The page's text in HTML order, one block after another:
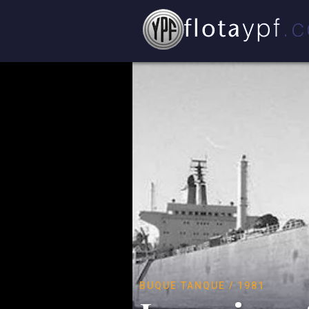
BUQUE TANQUE / 1981